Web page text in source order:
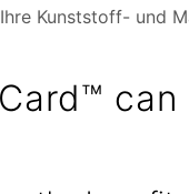
Kunststoff- und